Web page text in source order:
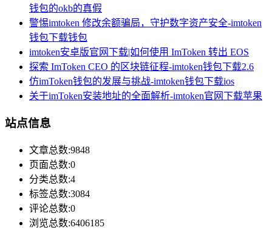
钱包的okb的真假
警惕imtoken 修改余额骗局，守护数字资产安全-imtoken
钱包下载钱包
imtoken安卓版官网下载|如何使用 ImToken 转出 EOS
探索 ImToken CEO 的区块链征程-imtoken钱包下载2.6
仿imToken钱包的发展与挑战-imtoken钱包下载ios
关于imToken安装地址的全面解析-imtoken官网下载苹果
站点信息
文章总数:9848
页面总数:0
分类总数:4
标签总数:3084
评论总数:0
浏览总数:6406185